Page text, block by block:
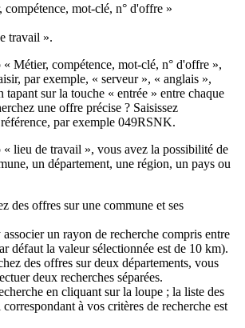
compétence, mot-clé, n° d'offre »
travail ».
« Métier, compétence, mot-clé, n° d'offre »,
par exemple, « serveur », « anglais »,
tapant sur la touche « entrée » entre chaque
une offre précise ? Saisissez
par exemple 049RSNK.
« lieu de travail », vous avez la possibilité de
un département, une région, un pays ou
des offres sur une commune et ses
un rayon de recherche compris entre
défaut la valeur sélectionnée est de 10 km).
des offres sur deux départements, vous
deux recherches séparées.
en cliquant sur la loupe ; la liste des
à vos critères de recherche est